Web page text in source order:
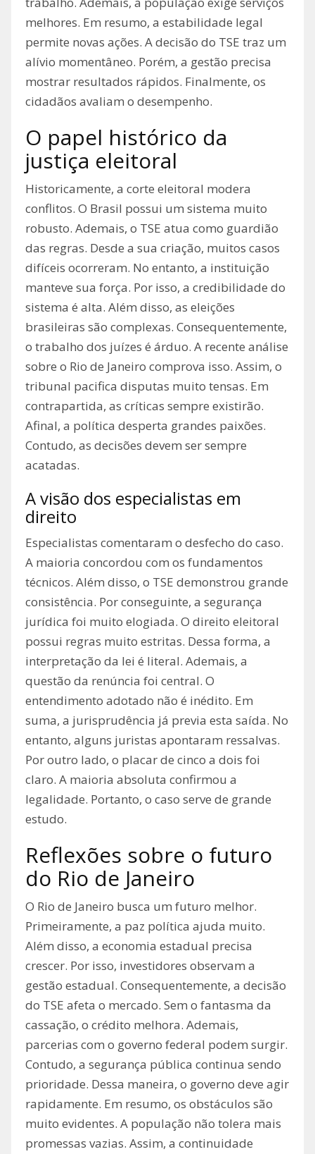
melhores. Em resumo, a estabilidade legal
permite novas ações. A decisão do TSE traz um
alívio momentâneo. Porém, a gestão precisa
mostrar resultados rápidos. Finalmente, os
cidadãos avaliam o desempenho.
O papel histórico da
justiça eleitoral
Historicamente, a corte eleitoral modera
conflitos. O Brasil possui um sistema muito
robusto. Ademais, o TSE atua como guardião
das regras. Desde a sua criação, muitos casos
difíceis ocorreram. No entanto, a instituição
manteve sua força. Por isso, a credibilidade do
sistema é alta. Além disso, as eleições
brasileiras são complexas. Consequentemente,
o trabalho dos juízes é árduo. A recente análise
sobre o Rio de Janeiro comprova isso. Assim, o
tribunal pacifica disputas muito tensas. Em
contrapartida, as críticas sempre existirão.
Afinal, a política desperta grandes paixões.
Contudo, as decisões devem ser sempre
acatadas.
A visão dos especialistas em
direito
Especialistas comentaram o desfecho do caso.
A maioria concordou com os fundamentos
técnicos. Além disso, o TSE demonstrou grande
consistência. Por conseguinte, a segurança
jurídica foi muito elogiada. O direito eleitoral
possui regras muito estritas. Dessa forma, a
interpretação da lei é literal. Ademais, a
questão da renúncia foi central. O
entendimento adotado não é inédito. Em
suma, a jurisprudência já previa esta saída. No
entanto, alguns juristas apontaram ressalvas.
Por outro lado, o placar de cinco a dois foi
claro. A maioria absoluta confirmou a
legalidade. Portanto, o caso serve de grande
estudo.
Reflexões sobre o futuro
do Rio de Janeiro
O Rio de Janeiro busca um futuro melhor.
Primeiramente, a paz política ajuda muito.
Além disso, a economia estadual precisa
crescer. Por isso, investidores observam a
gestão estadual. Consequentemente, a decisão
do TSE afeta o mercado. Sem o fantasma da
cassação, o crédito melhora. Ademais,
parcerias com o governo federal podem surgir.
Contudo, a segurança pública continua sendo
prioridade. Dessa maneira, o governo deve agir
rapidamente. Em resumo, os obstáculos são
muito evidentes. A população não tolera mais
promessas vazias. Assim, a continuidade